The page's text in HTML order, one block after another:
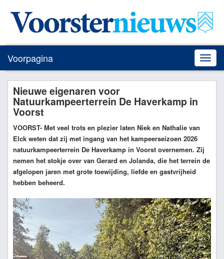
Toggle
Voorpagina
Nieuwe eigenaren voor
Natuurkampeerterrein De Haverkamp in
Voorst
VOORST- Met veel trots en plezier laten Niek en Nathalie van
Elck weten dat zij met ingang van het kampeerseizoen 2026
natuurkampeerterrein De Haverkamp in Voorst overnemen. Zij
nemen het stokje over van Gerard en Jolanda, die het terrein de
afgelopen jaren met grote toewijding, liefde en gastvrijheid
hebben beheerd.